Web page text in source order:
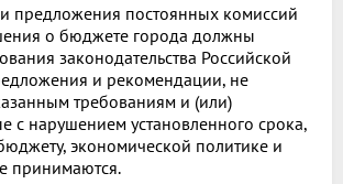
предложения постоянных комиссий
о бюджете города должны
законодательства Российской
и рекомендации, не
требованиям и (или)
с нарушением установленного срока,
экономической политике и
принимаются.